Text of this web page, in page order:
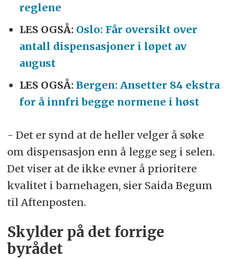
reglene
LES OGSÅ: Oslo: Får oversikt over
antall dispensasjoner i løpet av
august
LES OGSÅ: Bergen: Ansetter 84 ekstra
for å innfri begge normene i høst
- Det er synd at de heller velger å søke
om dispensasjon enn å legge seg i selen.
Det viser at de ikke evner å prioritere
kvalitet i barnehagen, sier Saida Begum
til Aftenposten.
Skylder på det forrige
byrådet